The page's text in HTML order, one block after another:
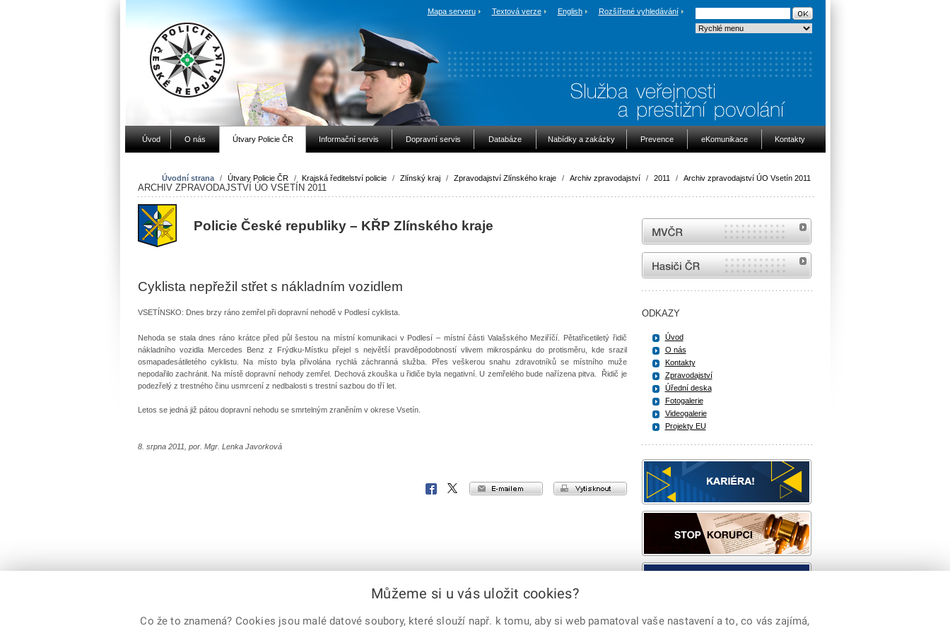
Mapa serveru Textová verze English Rozšířené vyhledávání
Úvod O nás Útvary Policie ČR Informační servis Dopravní servis Databáze Nabídky a zakázky Prevence eKomunikace Kontakty
Úvodní strana / Útvary Policie ČR / Krajská ředitelství policie / Zlínský kraj / Zpravodajství Zlínského kraje / Archiv zpravodajství / 2011 / Archiv zpravodajství ÚO Vsetín 2011
ARCHIV ZPRAVODAJSTVÍ ÚO VSETÍN 2011
Policie České republiky – KŘP Zlínského kraje
Cyklista nepřežil střet s nákladním vozidlem
VSETÍNSKO: Dnes brzy ráno zemřel při dopravní nehodě v Podlesí cyklista.
Nehoda se stala dnes ráno krátce před půl šestou na místní komunikaci v Podlesí – místní části Valašského Meziříčí. Pětatřicetiletý řidič
nákladního vozidla Mercedes Benz z Frýdku-Místku přejel s největší pravděpodobností vlivem mikrospánku do protisměru, kde srazil
osmapadesátiletého cyklistu. Na místo byla přivolána rychlá záchranná služba. Přes veškerou snahu zdravotníků se místního muže
nepodařilo zachránit. Na místě dopravní nehody zemřel. Dechová zkouška u řidiče byla negativní. U zemřelého bude nařízena pitva. Řidič je
podezřelý z trestného činu usmrcení z nedbalosti s trestní sazbou do tří let.
Letos se jedná již pátou dopravní nehodu se smrtelným zraněním v okrese Vsetín.
8. srpna 2011, por. Mgr. Lenka Javorková
vytisknout
e-mailem
X
Facebook
MVČR
internetové stránky Hasiči ČR
ODKAZY
Úvod
O nás
Kontakty
Zpravodajství
Úřední deska
Fotogalerie
Videogalerie
Projekty EU
Můžeme si u vás uložit cookies?
Co že to znamená? Cookies jsou malé datové soubory, které slouží např. k tomu, aby si web pamatoval vaše nastavení a to, co vás zajímá,